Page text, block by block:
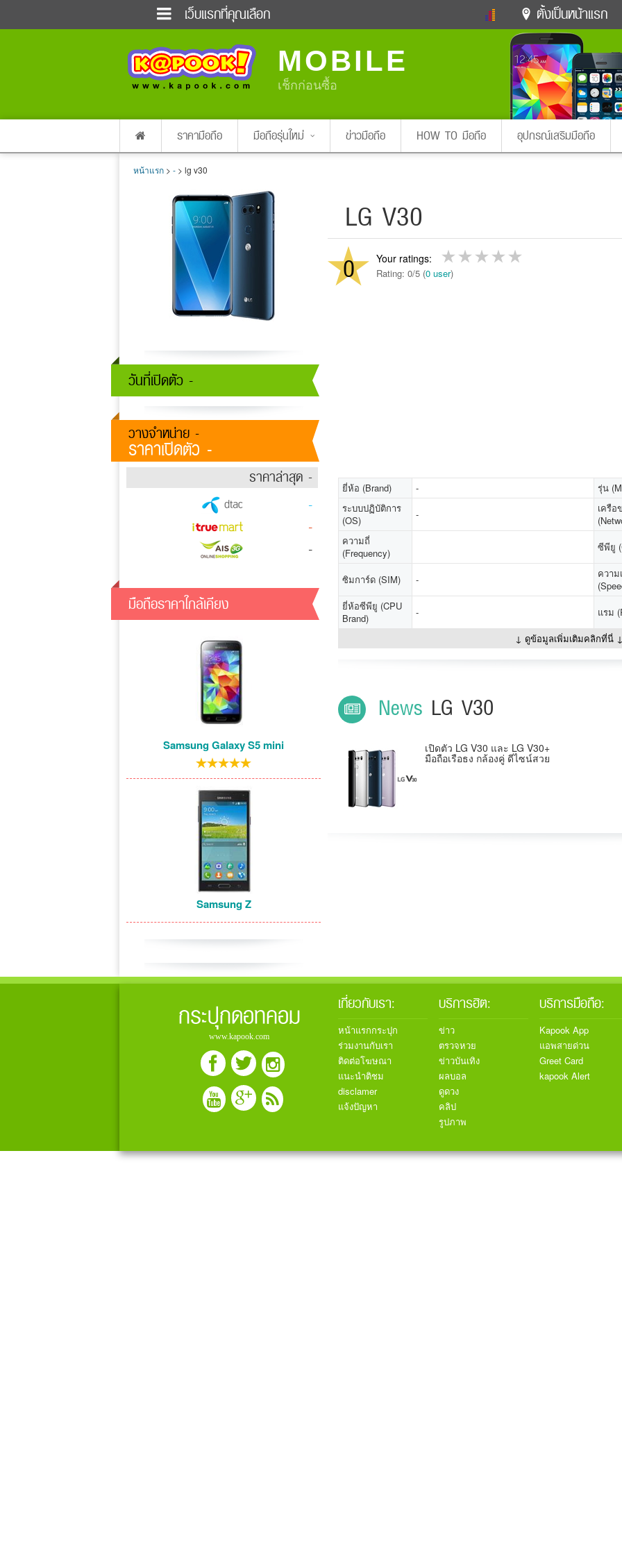
เว็บแรกที่คุณเลือก ตั้งเป็นหน้าแรก
ละคร
ฟังวิทยุออนไลน์
เกม หมากรุกไทย
Glitter
แต่งงาน
แม่และเด็ก ดูดวง
สุขภาพ
กลอน
dictionary
เช็คความเร็วเน็ต iPhone Facebook Twitter
MOBILE
เช็กก่อนซื้อ
ราคามือถือ มือถือรุ่นใหม่ ข่าวมือถือ HOW TO มือถือ อุปกรณ์เสริมมือถือ
หน้าแรก > - > lg v30
LG V30
0 Rating: 0/5 (0 user)
ยี่ห้อ (Brand) -
รุ่น
ระบบปฏิบัติการ
(OS)
-
เครือ
ความถี่
(Frequency)
ซีพียู
ซิมการ์ด (SIM) -
ความ
ยี่ห้อซีพียู (CPU
Brand)
-
แรม
↓ ดูข้อมูลเพิ่มเติมคลิกที่นี่
News LG V30
เปิดตัว LG V30 และ LG V30+
มือถือเรือธง กล้องคู่ ดีไซน์สวย
วันที่เปิดตัว -
วางจำหน่าย -
ราคาเปิดตัว -
ราคาล่าสุด -
-
-
-
มือถือราคาใกล้เคียง
Samsung Galaxy S5 mini
Samsung Z
กระปุกดอทคอม
www.kapook.com
เกี่ยวกับเรา:
หน้าแรกกระปุก
ร่วมงานกับเรา
ติดต่อโฆษณา
แนะนำติชม
disclamer
แจ้งปัญหา
บริการฮิต:
ข่าว
ตรวจหวย
ข่าวบันเทิง
ผลบอล
ดูดวง
คลิป
รูปภาพ
บริการมือถือ:
Kapook App
แอพสายด่วน
Greet Card
kapook Alert